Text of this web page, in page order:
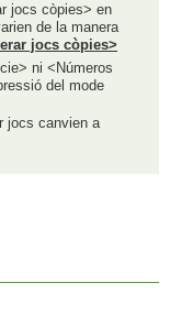
jocs còpies> en
de la manera
jocs còpies>
ni <Números
del mode
jocs canvien a